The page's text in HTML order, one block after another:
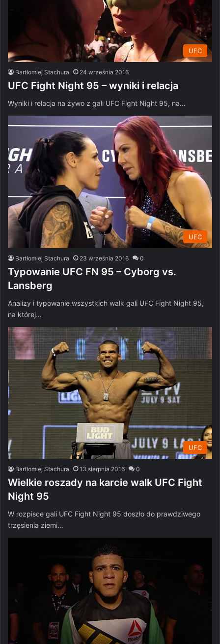
UFC
Bartłomiej Stachura 24 września 2016
UFC Fight Night 95 – wyniki i relacja
Wyniki i relacja na żywo z gali UFC Fight Night 95, na…
UFC
Bartłomiej Stachura 23 września 2016 0
Typowanie UFC FN 95 – Cyborg vs.
Lansberg
Analizy i typowanie wszystkich walk gali UFC Fight Night 95,
na której…
UFC
Bartłomiej Stachura 13 sierpnia 2016 0
Wielkie roszady na karcie walk UFC Fight
Night 95
W rozpisce gali UFC Fight Night 95 doszło do prawdziwego
trzęsienia ziemi…